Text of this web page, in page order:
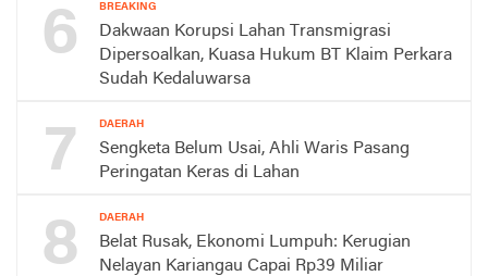
6 BREAKING
Dakwaan Korupsi Lahan Transmigrasi
Dipersoalkan, Kuasa Hukum BT Klaim Perkara
Sudah Kedaluwarsa
7 DAERAH
Sengketa Belum Usai, Ahli Waris Pasang
Peringatan Keras di Lahan
8 DAERAH
Belat Rusak, Ekonomi Lumpuh: Kerugian
Nelayan Kariangau Capai Rp39 Miliar